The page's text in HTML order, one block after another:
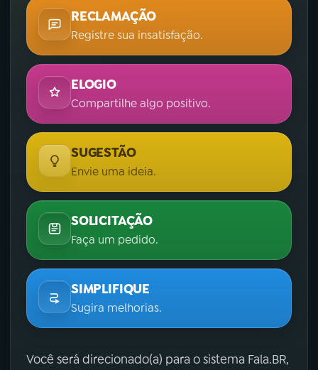
RECLAMAÇÃO
Registre sua insatisfação.
ELOGIO
Compartilhe algo positivo.
SUGESTÃO
Envie uma ideia.
SOLICITAÇÃO
Faça um pedido.
SIMPLIFIQUE
Sugira melhorias.
Você será direcionado(a) para o sistema Fala.BR,